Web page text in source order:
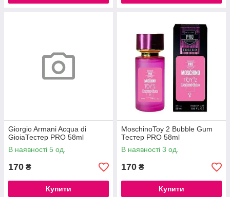
Giorgio Armani Acqua di
GioiaТестер PRO 58ml
В наявності 5 од.
170 ₴
Купити
MoschinoToy 2 Bubble Gum
Тестер PRO 58ml
В наявності 3 од.
170 ₴
Купити